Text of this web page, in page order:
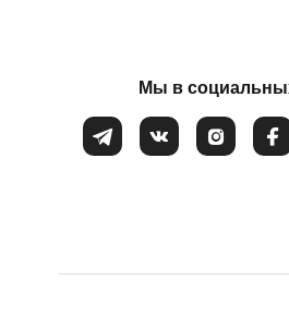
Созависимые и контрзависимые
Тревожность
Мы в